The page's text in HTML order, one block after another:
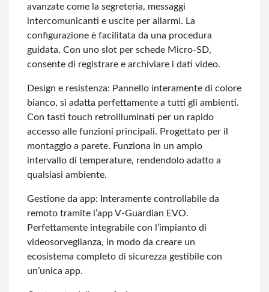
avanzate come la segreteria, messaggi
intercomunicanti e uscite per allarmi. La
configurazione è facilitata da una procedura
guidata. Con uno slot per schede Micro-SD,
consente di registrare e archiviare i dati video.
Design e resistenza: Pannello interamente di colore
bianco, si adatta perfettamente a tutti gli ambienti.
Con tasti touch retroilluminati per un rapido
accesso alle funzioni principali. Progettato per il
montaggio a parete. Funziona in un ampio
intervallo di temperature, rendendolo adatto a
qualsiasi ambiente.
Gestione da app: Interamente controllabile da
remoto tramite l’app V-Guardian EVO.
Perfettamente integrabile con l’impianto di
videosorveglianza, in modo da creare un
ecosistema completo di sicurezza gestibile con
un’unica app.